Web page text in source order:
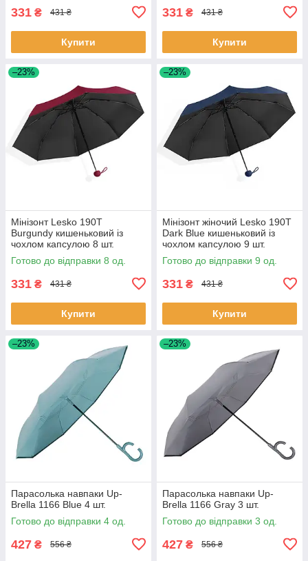
331 ₴ 431 ₴
Купити
331 ₴ 431 ₴
Купити
–23%
Мінізонт Lesko 190T
Burgundy кишеньковий із
чохлом капсулою 8 шт.
Готово до відправки 8 од.
331 ₴ 431 ₴
Купити
–23%
Мінізонт жіночий Lesko 190T
Dark Blue кишеньковий із
чохлом капсулою 9 шт.
Готово до відправки 9 од.
331 ₴ 431 ₴
Купити
–23%
Парасолька навпаки Up-
Brella 1166 Blue 4 шт.
Готово до відправки 4 од.
427 ₴ 556 ₴
–23%
Парасолька навпаки Up-
Brella 1166 Gray 3 шт.
Готово до відправки 3 од.
427 ₴ 556 ₴